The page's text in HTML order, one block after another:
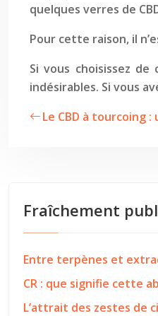
quelques verres de
Pour cette raison, il
Si vous choisissez
indésirables. Si vous
Le CBD à tourcoing
Fraîchement
Entre terpènes et
CR : que signifie cette
L’attrait des zestes de